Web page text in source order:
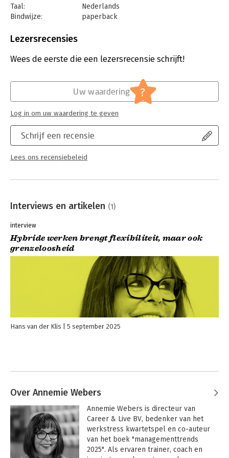
Taal:
Nederlands
Bindwijze:
paperback
Uitgever:
Verschijningsdatum:
28-5-2025
Personeelsmanagement
Lezersrecensies
Wees de eerste die een lezersrecensie schrijft!
Schrijf een recensie
Lees ons recensiebeleid
Uw waardering ?
Log in om uw waardering te geven
Interviews en artikelen (1)
interview
Hybride werken brengt flexibiliteit, maar ook
grenzeloosheid
Hans van der Klis 5 september 2025
Over Annemie Webers
Annemie Webers is directeur van
Career & Live BV, bedenker van het
werkstress kwartetspel en co-auteur
van het boek "managementtrends
2025". Als ervaren trainer, coach en